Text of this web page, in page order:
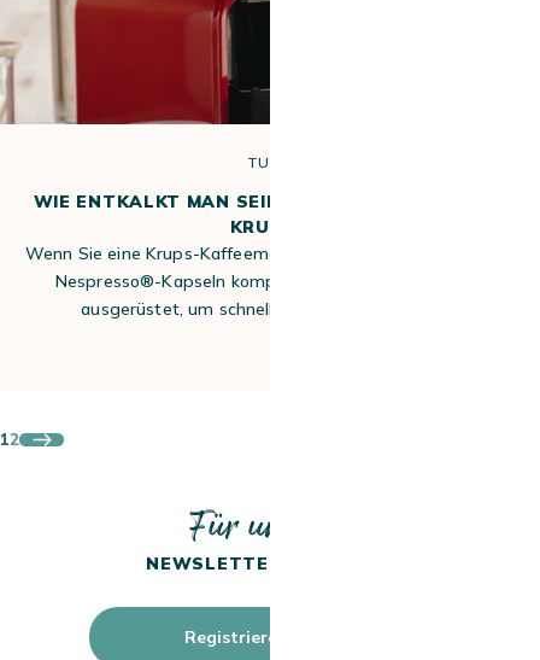
TUTO
WIE ENTKALKT MAN SEINE NESPRESS* ORIGINAL
KRUPS ?
Wenn Sie eine Krups-Kaffeemaschine gekauft haben, die mit
Nespresso®-Kapseln kompatibel ist, sind Sie bestens
ausgerüstet, um schnell und einfach Espresso…
12
Für unseren
NEWSLETTER ANMELDEN
Registrieren Sie sich